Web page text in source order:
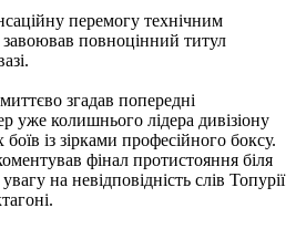
перемогу технічним
повноцінний титул
згадав попередні
уже колишнього лідера дивізіону
із зірками професійного боксу.
фінал протистояння біля
на невідповідність слів Топурії